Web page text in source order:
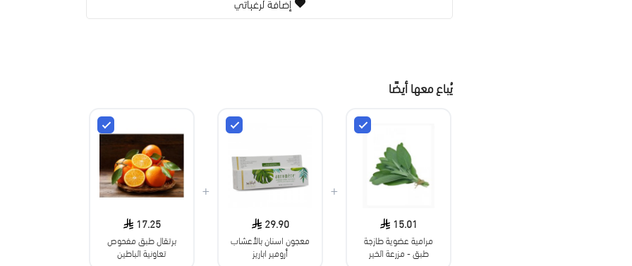
يُباع معها أيضًا
15.01
مرامية عضوية طازجة
طبق - مزرعة الخير
+
29.90
معجون اسنان بالأعشاب
أرومير اباريز
+
17.25
برتقال طبق مفحوص
تعاونية الباطين